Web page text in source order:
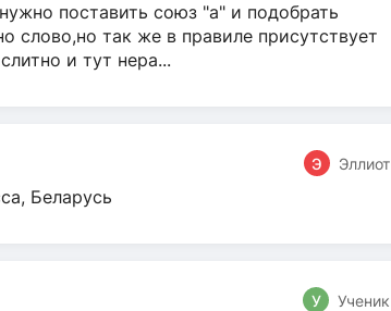
поставить союз "а" и подобрать
слово,но так же в правиле присутствует
и тут нера...
Э Эллиот
Беларусь
У Ученик